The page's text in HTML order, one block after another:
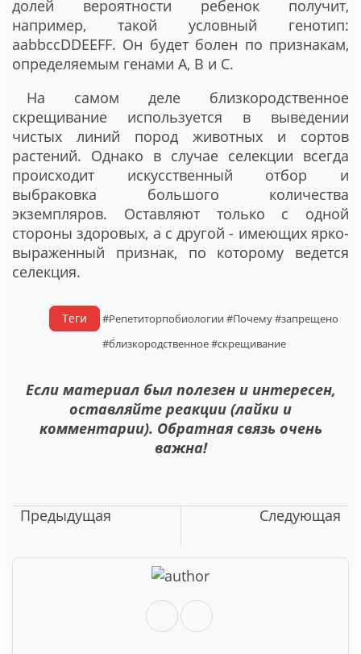
долей вероятности ребенок получит,
например, такой условный генотип:
aabbccDDEEFF. Он будет болен по признакам,
определяемым генами A, B и C.
На самом деле близкородственное
скрещивание используется в выведении
чистых линий пород животных и сортов
растений. Однако в случае селекции всегда
происходит искусственный отбор и
выбраковка большого количества
экземпляров. Оставляют только с одной
стороны здоровых, а с другой - имеющих ярко-
выраженный признак, по которому ведется
селекция.
Теги #Репетиторпобиологии#Почему#запрещено
#близкородственное#скрещивание
Если материал был полезен и интересен,
оставляйте реакции (лайки и
комментарии). Обратная связь очень
важна!
Предыдущая Следующая